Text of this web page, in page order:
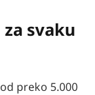
svaku
preko 5.000